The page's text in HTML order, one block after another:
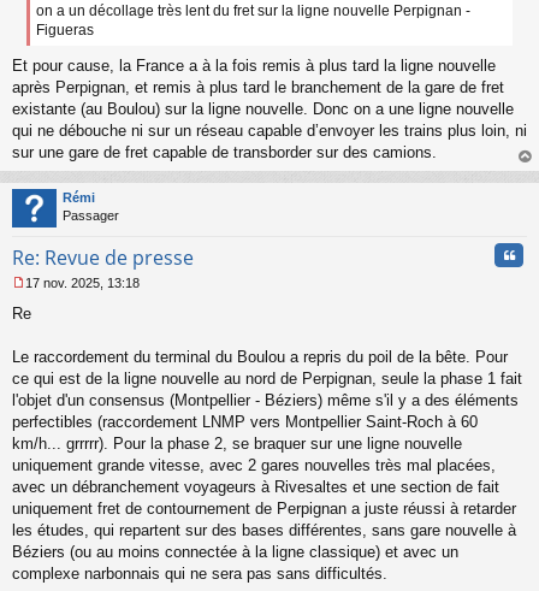
g
e
n
l
u
on a un décollage très lent du fret sur la ligne nouvelle Perpignan -
Figueras
Et pour cause, la France a à la fois remis à plus tard la ligne nouvelle
après Perpignan, et remis à plus tard le branchement de la gare de fret
existante (au Boulou) sur la ligne nouvelle. Donc on a une ligne nouvelle
qui ne débouche ni sur un réseau capable d’envoyer les trains plus loin, ni
sur une gare de fret capable de transborder sur des camions.
au
Rémi
Passager
Re: Revue de presse
e
s
g
e
n
o
n
u
17 nov. 2025, 13:18
Re
Le raccordement du terminal du Boulou a repris du poil de la bête. Pour
ce qui est de la ligne nouvelle au nord de Perpignan, seule la phase 1 fait
l'objet d'un consensus (Montpellier - Béziers) même s'il y a des éléments
perfectibles (raccordement LNMP vers Montpellier Saint-Roch à 60
km/h... grrrrr). Pour la phase 2, se braquer sur une ligne nouvelle
uniquement grande vitesse, avec 2 gares nouvelles très mal placées,
avec un débranchement voyageurs à Rivesaltes et une section de fait
uniquement fret de contournement de Perpignan a juste réussi à retarder
les études, qui repartent sur des bases différentes, sans gare nouvelle à
Béziers (ou au moins connectée à la ligne classique) et avec un
complexe narbonnais qui ne sera pas sans difficultés.